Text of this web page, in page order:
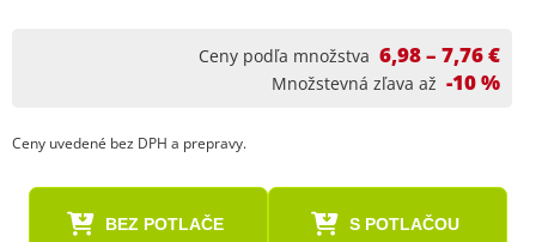
Ceny podľa množstva 6,98 – 7,76 €
Množstevná zľava až -10 %
Ceny uvedené bez DPH a prepravy.
BEZ POTLAČE S POTLAČOU